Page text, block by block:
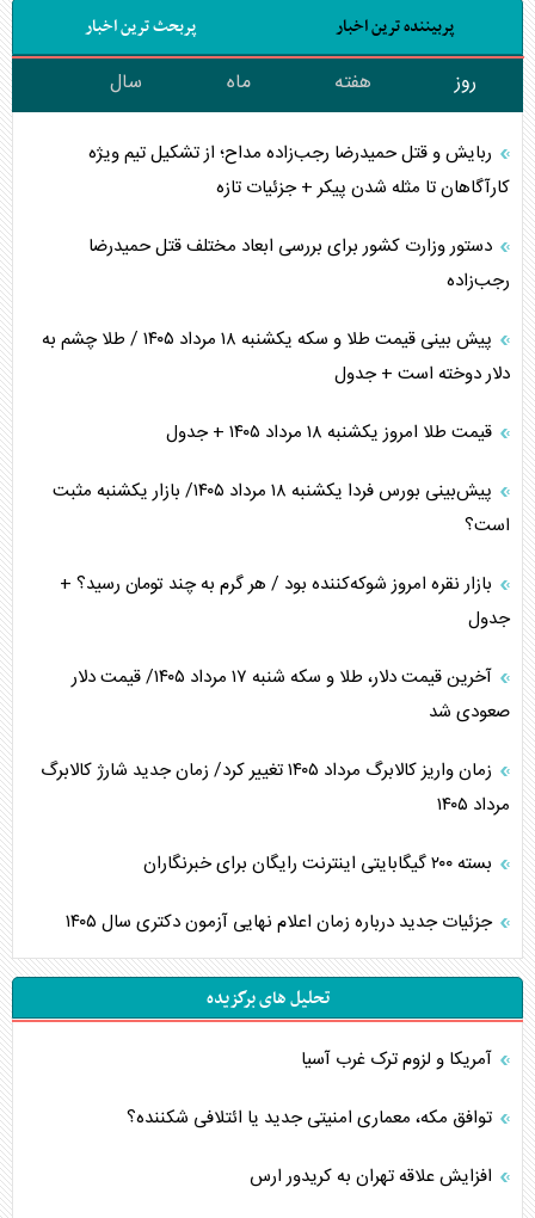
پربیننده ترین اخبار پربحث ترین اخبار
روز هفته ماه سال
ربایش و قتل حمیدرضا رجب‌زاده مداح؛ از تشکیل تیم ویژه
کارآگاهان تا مثله شدن پیکر + جزئیات تازه
دستور وزارت کشور برای بررسی ابعاد مختلف قتل حمیدرضا
رجب‌زاده
پیش بینی قیمت طلا و سکه یکشنبه ۱۸ مرداد ۱۴۰۵ / طلا چشم به
دلار دوخته است + جدول
قیمت طلا امروز یکشنبه ۱۸ مرداد ۱۴۰۵ + جدول
پیش‌بینی بورس فردا یکشنبه ۱۸ مرداد ۱۴۰۵/ بازار یکشنبه مثبت
است؟
بازار نقره امروز شوکه‌کننده بود / هر گرم به چند تومان رسید؟ +
جدول
آخرین قیمت دلار، طلا و سکه شنبه ۱۷ مرداد ۱۴۰۵/ قیمت دلار
صعودی شد
زمان واریز کالابرگ مرداد ۱۴۰۵ تغییر کرد/ زمان جدید شارژ کالابرگ
مرداد ۱۴۰۵
بسته ۲۰۰ گیگابایتی اینترنت رایگان برای خبرنگاران
جزئیات جدید درباره زمان اعلام نهایی آزمون دکتری سال ۱۴۰۵
تحلیل های برگزیده
آمریکا و لزوم ترک غرب آسیا
توافق مکه، معماری امنیتی جدید یا ائتلافی شکننده؟
افزایش علاقه تهران به کریدور ارس